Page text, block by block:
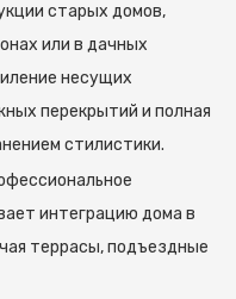
старых домов,
или в дачных
несущих
перекрытий и полная
стилистики.
интеграцию дома в
террасы, подъездные